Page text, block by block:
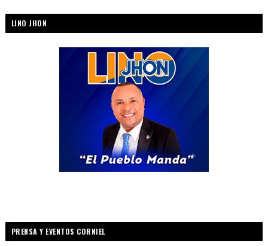
LINO JHON
PRENSA Y EVENTOS CORNIEL